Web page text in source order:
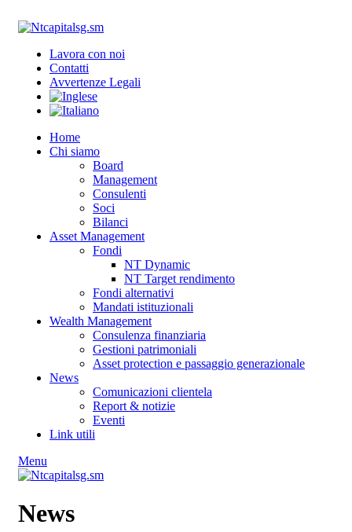
Lavora con noi
Contatti
Avvertenze Legali
Home
Chi siamo
Board
Management
Consulenti
Soci
Bilanci
Asset Management
Fondi
NT Dynamic
NT Target rendimento
Fondi alternativi
Mandati istituzionali
Wealth Management
Consulenza finanziaria
Gestioni patrimoniali
Asset protection e passaggio generazionale
News
Comunicazioni clientela
Report & notizie
Eventi
Link utili
Menu
News